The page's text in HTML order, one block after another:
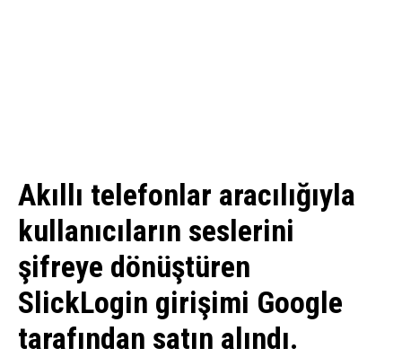
Akıllı telefonlar aracılığıyla
kullanıcıların seslerini
şifreye dönüştüren
SlickLogin girişimi Google
tarafından satın alındı.